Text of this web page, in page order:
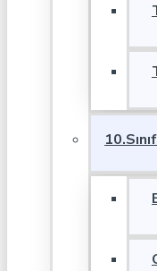
10.Sınıf